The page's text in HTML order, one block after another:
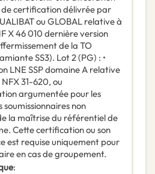
certification délivrée par
ou GLOBAL relative à
X 46 010 dernière version
de la TO
SS3). Lot 2 (PG) : •
LNE SSP domaine A relative
31-620, ou
argumentée pour les
soumissionnaires non
la maîtrise du référentiel de
Cette certification ou son
est requise uniquement pour
en cas de groupement.
: